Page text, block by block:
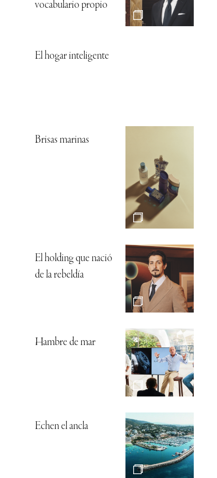
vocabulario propio
El hogar inteligente
Brisas marinas
El holding que nació
de la rebeldía
Hambre de mar
Echen el ancla